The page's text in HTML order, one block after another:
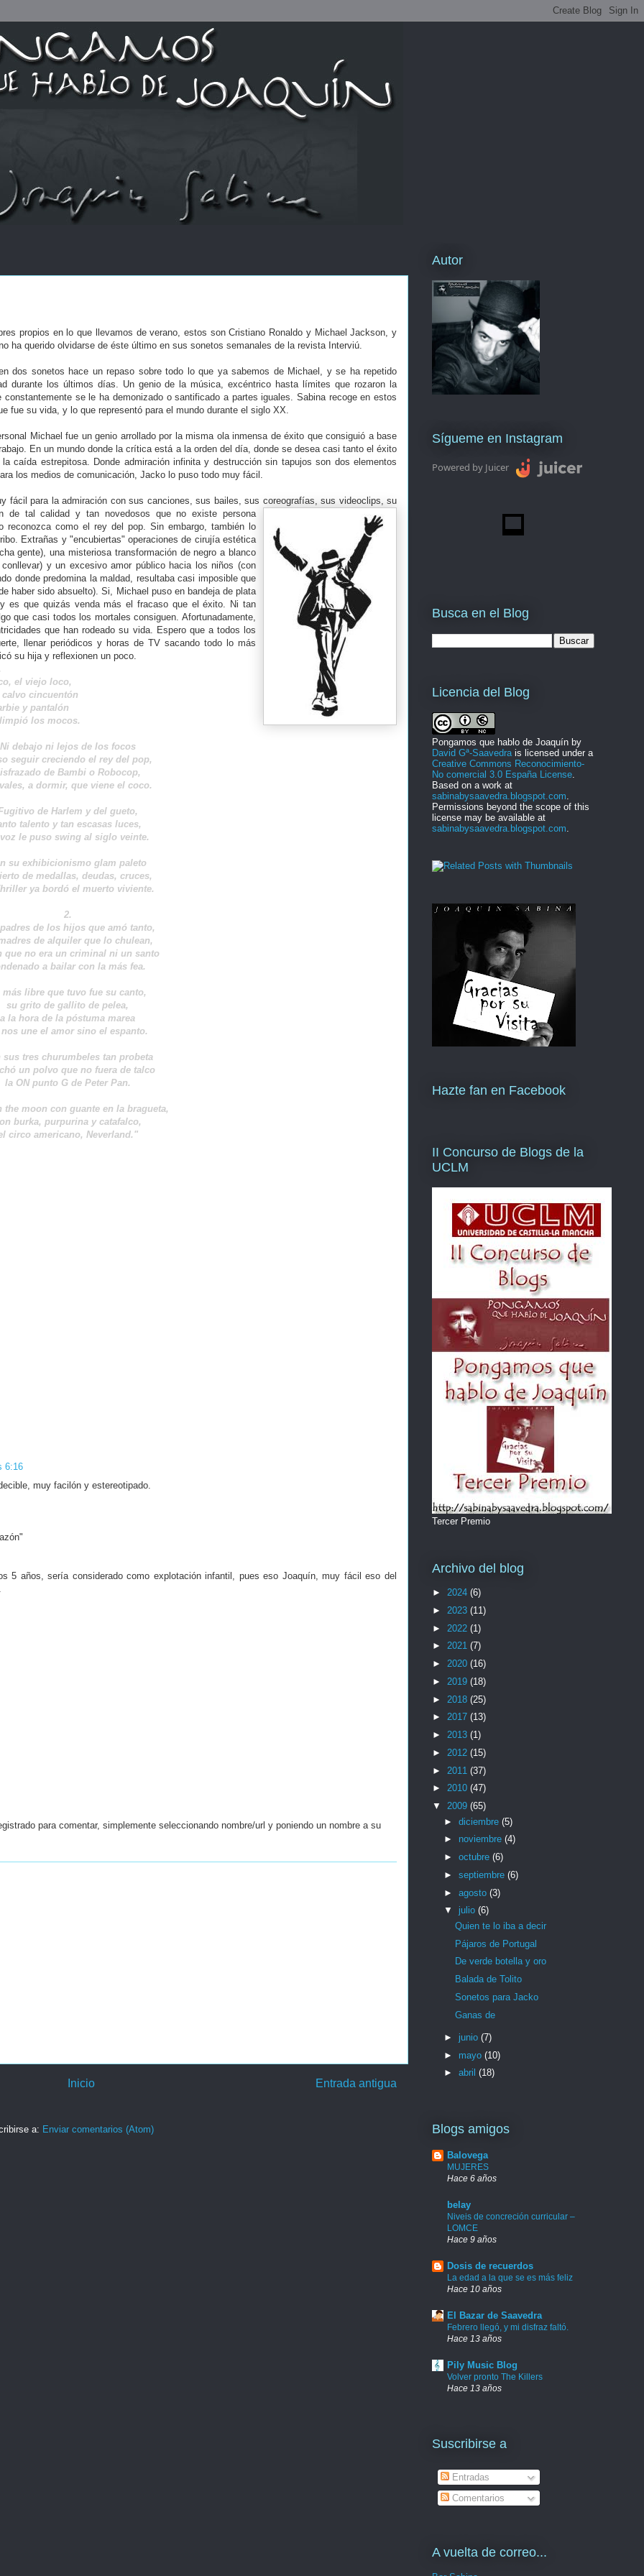
propios en lo que llevamos de verano, estos son Cristiano Ronaldo y Michael Jackson, y
ha querido olvidarse de éste último en sus sonetos semanales de la revista Interviú.
dos sonetos hace un repaso sobre todo lo que ya sabemos de Michael, y se ha repetido
durante los últimos días. Un genio de la música, excéntrico hasta límites que rozaron la
constantemente se le ha demonizado o santificado a partes iguales. Sabina recoge en estos
fue su vida, y lo que representó para el mundo durante el siglo XX.
Michael fue un genio arrollado por la misma ola inmensa de éxito que consiguió a base
En un mundo donde la crítica está a la orden del día, donde se desea casi tanto el éxito
caída estrepitosa. Donde admiración infinita y destrucción sin tapujos son dos elementos
los medios de comunicación, Jacko lo puso todo muy fácil.
fácil para la admiración con sus canciones, sus bailes, sus coreografías, sus videoclips, su
de tal calidad y tan novedosos que no existe persona
reconozca como el rey del pop. Sin embargo, también lo
Extrañas y "encubiertas" operaciones de cirujía estética
gente), una misteriosa transformación de negro a blanco
y un excesivo amor público hacia los niños (con
donde predomina la maldad, resultaba casi imposible que
haber sido absuelto). Si, Michael puso en bandeja de plata
es que quizás venda más el fracaso que el éxito. Ni tan
que casi todos los mortales consiguen. Afortunadamente,
que han rodeado su vida. Espero que a todos los
llenar periódicos y horas de TV sacando todo lo más
su hija y reflexionen un poco.
el viejo loco,
cincuentón
y pantalón
los mocos.
Ni debajo ni lejos de los focos
seguir creciendo el rey del pop,
de Bambi o Robocop,
a dormir, que viene el coco.
de Harlem y del gueto,
talento y tan escasas luces,
le puso swing al siglo veinte.
su exhibicionismo glam paleto
de medallas, deudas, cruces,
ya bordó el muerto viviente.
2.
de los hijos que amó tanto,
de alquiler que lo chulean,
que no era un criminal ni un santo
a bailar con la más fea.
más libre que tuvo fue su canto,
su grito de gallito de pelea,
a la hora de la póstuma marea
une el amor sino el espanto.
sus tres churumbeles tan probeta
un polvo que no fuera de talco
la ON punto G de Peter Pan.
the moon con guante en la bragueta,
burka, purpurina y catafalco,
circo americano, Neverland."
6:16
muy facilón y estereotipado.
5 años, sería considerado como explotación infantil, pues eso Joaquín, muy fácil eso del
para comentar, simplemente seleccionando nombre/url y poniendo un nombre a su
Entrada antigua
Inicio
a: Enviar comentarios (Atom)
Autor
Sígueme en Instagram
Powered by Juicer
Busca en el Blog
Licencia del Blog
Pongamos que hablo de Joaquín by
David Gª-Saavedrais licensed under a
Creative Commons Reconocimiento-
No comercial 3.0 España License.
Based on a work at
sabinabysaavedra.blogspot.com.
Permissions beyond the scope of this
license may be available at
sabinabysaavedra.blogspot.com.
Hazte fan en Facebook
II Concurso de Blogs de la
UCLM
Tercer Premio
Archivo del blog
► 2024 (6)
► 2023 (11)
► 2022 (1)
► 2021 (7)
► 2020 (16)
► 2019 (18)
► 2018 (25)
► 2017 (13)
► 2013 (1)
► 2012 (15)
► 2011 (37)
► 2010 (47)
▼ 2009 (65)
► diciembre (5)
► noviembre (4)
► octubre (6)
► septiembre (6)
► agosto (3)
▼ julio (6)
Quien te lo iba a decir
Pájaros de Portugal
De verde botella y oro
Balada de Tolito
Sonetos para Jacko
Ganas de
► junio (7)
► mayo (10)
► abril (18)
Blogs amigos
Balovega
MUJERES
Hace 6 años
belay
Niveis de concreción curricular –
LOMCE
Hace 9 años
Dosis de recuerdos
La edad a la que se es más feliz
Hace 10 años
El Bazar de Saavedra
Febrero llegó, y mi disfraz faltó.
Hace 13 años
Pily Music Blog
Volver pronto The Killers
Hace 13 años
Suscribirse a
Entradas
Comentarios
A vuelta de correo...